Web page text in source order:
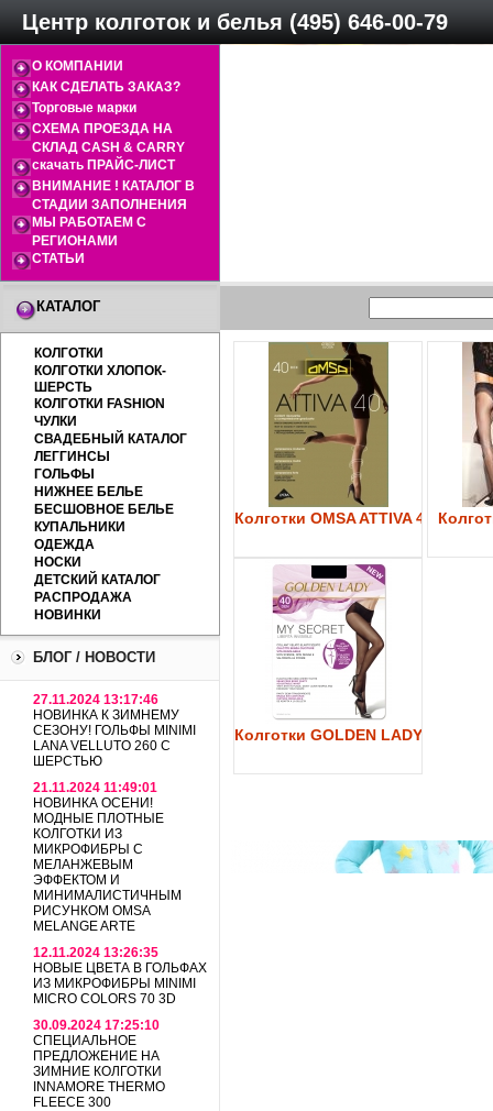
Центр колготок и белья (495) 646-00-79
О КОМПАНИИ
КАК СДЕЛАТЬ ЗАКАЗ?
Торговые марки
СХЕМА ПРОЕЗДА НА
СКЛАД CASH & CARRY
скачать ПРАЙС-ЛИСТ
ВНИМАНИЕ ! КАТАЛОГ В
СТАДИИ ЗАПОЛНЕНИЯ
МЫ РАБОТАЕМ С
РЕГИОНАМИ
СТАТЬИ
КАТАЛОГ
КОЛГОТКИ
КОЛГОТКИ ХЛОПОК-
ШЕРСТЬ
КОЛГОТКИ FASHION
ЧУЛКИ
СВАДЕБНЫЙ КАТАЛОГ
ЛЕГГИНСЫ
ГОЛЬФЫ
НИЖНЕЕ БЕЛЬЕ
БЕСШОВНОЕ БЕЛЬЕ
КУПАЛЬНИКИ
ОДЕЖДА
НОСКИ
ДЕТСКИЙ КАТАЛОГ
РАСПРОДАЖА
НОВИНКИ
БЛОГ / НОВОСТИ
27.11.2024 13:17:46
НОВИНКА К ЗИМНЕМУ
СЕЗОНУ! ГОЛЬФЫ MINIMI
LANA VELLUTO 260 С
ШЕРСТЬЮ
21.11.2024 11:49:01
НОВИНКА ОСЕНИ!
МОДНЫЕ ПЛОТНЫЕ
КОЛГОТКИ ИЗ
МИКРОФИБРЫ С
МЕЛАНЖЕВЫМ
ЭФФЕКТОМ И
МИНИМАЛИСТИЧНЫМ
РИСУНКОМ OMSA
MELANGE ARTE
12.11.2024 13:26:35
НОВЫЕ ЦВЕТА В ГОЛЬФАХ
ИЗ МИКРОФИБРЫ MINIMI
MICRO COLORS 70 3D
30.09.2024 17:25:10
СПЕЦИАЛЬНОЕ
ПРЕДЛОЖЕНИЕ НА
ЗИМНИЕ КОЛГОТКИ
INNAMORE THERMO
FLEECE 300
Колготки OMSA ATTIVA 40
Колготки GOLDEN LADY My